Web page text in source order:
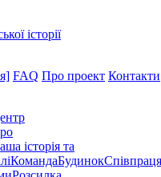
історії
FAQ Про проект Контакти
історія та
КомандаБудинокСпівпраця